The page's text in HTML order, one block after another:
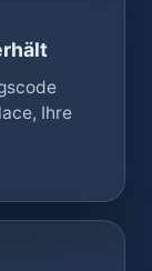
Ihre